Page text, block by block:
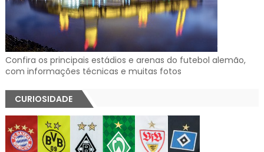
Confira os principais estádios e arenas do futebol alemão,
com informações técnicas e muitas fotos
CURIOSIDADE